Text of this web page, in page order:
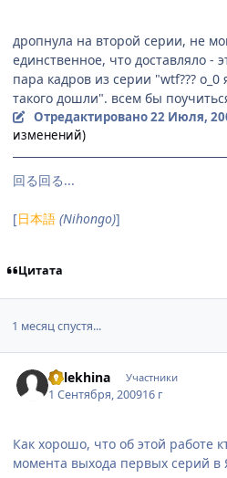
дропнула на второй серии, не
единственное, что доставляло -
пара кадров из серии "wtf??? o_0
такого дошли". всем бы
Отредактировано22 Июля,
изменений)
回る回る...
[日本語 (Nihongo)]
Цитата
1 месяц спустя...
nalekhina Участники
1 Сентября, 200916 г
Как хорошо, что об этой работе
момента выхода первых серий в